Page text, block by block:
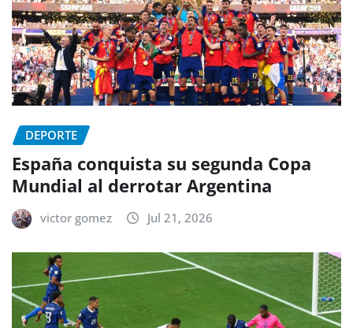
DEPORTE
España conquista su segunda Copa
Mundial al derrotar Argentina
victor gomez Jul 21, 2026